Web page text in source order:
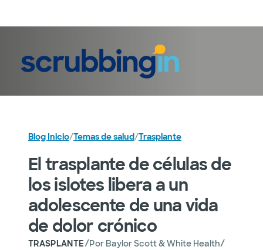
Blog Inicio/Temas de salud/Trasplante
El trasplante de células de
los islotes libera a un
adolescente de una vida
de dolor crónico
TRASPLANTE/Por Baylor Scott & White Health/